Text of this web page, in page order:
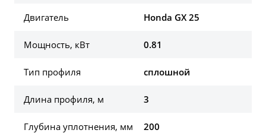
Двигатель Honda GX 25
Мощность, кВт 0.81
Тип профиля сплошной
Длина профиля, м 3
Глубина уплотнения, мм 200